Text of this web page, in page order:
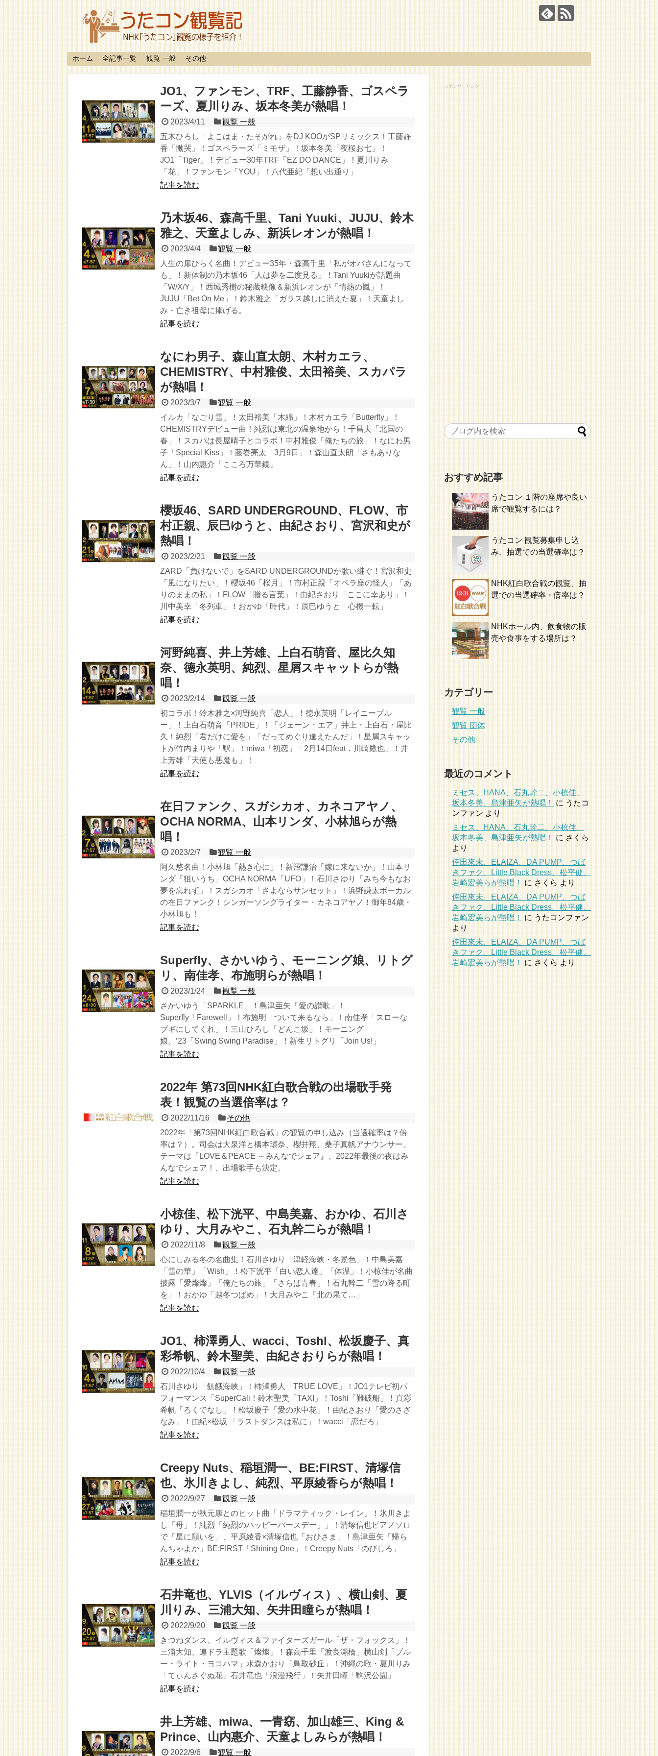
ホーム 全記事一覧 観覧 一般 その他
JO1、ファンモン、TRF、工藤静香、ゴスペラ
ーズ、夏川りみ、坂本冬美が熱唱！
2023/4/11
観覧 一般
五木ひろし「よこはま・たそがれ」をDJ KOOがSPリミックス！工藤静
香「慟哭」！ゴスペラーズ「ミモザ」！坂本冬美「夜桜お七」！
JO1「Tiger」！デビュー30年TRF「EZ DO DANCE」！夏川りみ
「花」！ファンモン「YOU」！八代亜紀「想い出通り」
記事を読む
乃木坂46、森高千里、Tani Yuuki、JUJU、鈴木
雅之、天童よしみ、新浜レオンが熱唱！
2023/4/4
観覧 一般
人生の扉ひらく名曲！デビュー35年・森高千里「私がオバさんになって
も」！新体制の乃木坂46「人は夢を二度見る」！Tani Yuukiが話題曲
「W/X/Y」！西城秀樹の秘蔵映像＆新浜レオンが「情熱の嵐」！
JUJU「Bet On Me」！鈴木雅之「ガラス越しに消えた夏」！天童よし
み・亡き祖母に捧げる。
記事を読む
なにわ男子、森山直太朗、木村カエラ、
CHEMISTRY、中村雅俊、太田裕美、スカパラ
が熱唱！
2023/3/7
観覧 一般
イルカ「なごり雪」！太田裕美「木綿」！木村カエラ「Butterfly」！
CHEMISTRYデビュー曲！純烈は東北の温泉地から！千昌夫「北国の
春」！スカパは長屋晴子とコラボ！中村雅俊「俺たちの旅」！なにわ男
子「Special Kiss」！藤巻亮太「3月9日」！森山直太朗「さもありな
ん」！山内惠介「こころ万華鏡」
記事を読む
櫻坂46、SARD UNDERGROUND、FLOW、市
村正親、辰巳ゆうと、由紀さおり、宮沢和史が
熱唱！
2023/2/21
観覧 一般
ZARD「負けないで」をSARD UNDERGROUNDが歌い継ぐ！宮沢和史
「風になりたい」！櫻坂46「桜月」！市村正親「オペラ座の怪人」「あ
りのままの私」！FLOW「贈る言葉」！由紀さおり「ここに幸あり」！
川中美幸「冬列車」！おかゆ「時代」！辰巳ゆうと「心機一転」
記事を読む
河野純喜、井上芳雄、上白石萌音、屋比久知
奈、德永英明、純烈、星屑スキャットらが熱
唱！
2023/2/14
観覧 一般
初コラボ！鈴木雅之×河野純喜「恋人」！德永英明「レイニーブル
ー」！上白石萌音「PRIDE」！「ジェーン・エア」井上・上白石・屋比
久！純烈「君だけに愛を」「だってめぐり逢えたんだ」！星屑スキャッ
トが竹内まりや「駅」！miwa「初恋」「2月14日feat．川崎鷹也」！井
上芳雄「天使も悪魔も」！
記事を読む
在日ファンク、スガシカオ、カネコアヤノ、
OCHA NORMA、山本リンダ、小林旭らが熱
唱！
2023/2/7
観覧 一般
阿久悠名曲！小林旭「熱き心に」！新沼謙治「嫁に来ないか」！山本リ
ンダ「狙いうち」OCHA NORMA「UFO」！石川さゆり「みち今もなお
夢を忘れず」！スガシカオ「さよならサンセット」！浜野謙太ボーカル
の在日ファンク！シンガーソングライター・カネコアヤノ！御年84歳・
小林旭も！
記事を読む
Superfly、さかいゆう、モーニング娘、リトグ
リ、南佳孝、布施明らが熱唱！
2023/1/24
観覧 一般
さかいゆう「SPARKLE」！島津亜矢「愛の讃歌」！
Superfly「Farewell」！布施明「ついて来るなら」！南佳孝「スローな
ブギにしてくれ」！三山ひろし「どんこ坂」！モーニング
娘。’23「Swing Swing Paradise」！新生リトグリ「Join Us!」
記事を読む
2022年 第73回NHK紅白歌合戦の出場歌手発
表！観覧の当選倍率は？
2022/11/16
その他
2022年「第73回NHK紅白歌合戦」の観覧の申し込み（当選確率は？倍
率は？）。司会は大泉洋と橋本環奈、櫻井翔、桑子真帆アナウンサー。
テーマは『LOVE＆PEACE ～みんなでシェア』、2022年最後の夜はみ
んなでシェア！、出場歌手も決定。
記事を読む
小椋佳、松下洸平、中島美嘉、おかゆ、石川さ
ゆり、大月みやこ、石丸幹二らが熱唱！
2022/11/8
観覧 一般
心にしみる冬の名曲集！石川さゆり「津軽海峡・冬景色」！中島美嘉
「雪の華」「Wish」！松下洸平「白い恋人達」「体温」！小椋佳が名曲
披露「愛燦燦」「俺たちの旅」「さらば青春」！石丸幹二「雪の降る町
を」！おかゆ「越冬つばめ」！大月みやこ「北の果て…」
記事を読む
JO1、柿澤勇人、wacci、Toshl、松坂慶子、真
彩希帆、鈴木聖美、由紀さおりらが熱唱！
2022/10/4
観覧 一般
石川さゆり「飢餓海峡」！柿澤勇人「TRUE LOVE」！JO1テレビ初パ
フォーマンス「SuperCali！鈴木聖美「TAXI」！Toshi「難破船」！真彩
希帆「ろくでなし」！松坂慶子「愛の水中花」！由紀さおり「愛のさざ
なみ」！由紀×松坂 「ラストダンスは私に」！wacci「恋だろ」
記事を読む
Creepy Nuts、稲垣潤一、BE:FIRST、清塚信
也、氷川きよし、純烈、平原綾香らが熱唱！
2022/9/27
観覧 一般
稲垣潤一が秋元康とのヒット曲「ドラマティック・レイン」！氷川きよ
し「母」！純烈「純烈のハッピーバースデー」」！清塚信也ピアノソロ
で「星に願いを」、平原綾香×清塚信也「おひさま」！島津亜矢「帰ら
んちゃよか」BE:FIRST「Shining One」！Creepy Nuts「のびしろ」
記事を読む
石井竜也、YLVIS（イルヴィス）、横山剣、夏
川りみ、三浦大知、矢井田瞳らが熱唱！
2022/9/20
観覧 一般
きつねダンス、イルヴィス＆ファイターズガール「ザ・フォックス」！
三浦大知、連ドラ主題歌「燦燦」！森高千里「渡良瀬橋」横山剣「ブル
ー・ライト・ヨコハマ」水森かおり「鳥取砂丘」！沖縄の歌・夏川りみ
「てぃんさぐぬ花」石井竜也「浪漫飛行」！矢井田瞳「駒沢公園」
記事を読む
井上芳雄、miwa、一青窈、加山雄三、King &
Prince、山内惠介、天童よしみらが熱唱！
2022/9/6 観覧 一般
スポンサーリンク
おすすめ記事
うたコン １階の座席や良い
席で観覧するには？
うたコン 観覧募集申し込
み、抽選での当選確率は？
NHK紅白歌合戦の観覧、抽
選での当選確率・倍率は？
NHKホール内、飲食物の販
売や食事をする場所は？
カテゴリー
観覧 一般
観覧 団体
その他
最近のコメント
ミセス、HANA、石丸幹二、小椋佳、
坂本冬美、島津亜矢が熱唱！
に うたコ
ンファン より
ミセス、HANA、石丸幹二、小椋佳、
坂本冬美、島津亜矢が熱唱！
に さくら
より
倖田來未、ELAIZA、DA PUMP、つば
きファク、Little Black Dress、松平健、
岩崎宏美らが熱唱！
に さくら より
倖田來未、ELAIZA、DA PUMP、つば
きファク、Little Black Dress、松平健、
岩崎宏美らが熱唱！
に うたコンファン
より
倖田來未、ELAIZA、DA PUMP、つば
きファク、Little Black Dress、松平健、
岩崎宏美らが熱唱！
に さくら より